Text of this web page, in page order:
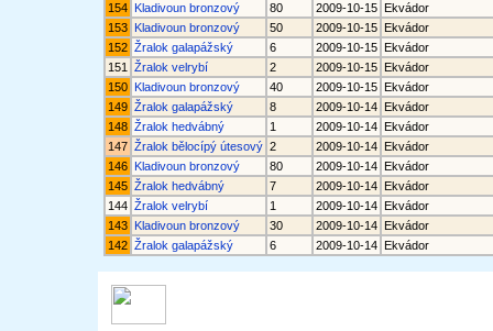
154 Kladivoun bronzový 80 2009-10-15 Ekvádor
153 Kladivoun bronzový 50 2009-10-15 Ekvádor
152 Žralok galapážský 6 2009-10-15 Ekvádor
151
Žralok velrybí 2 2009-10-15 Ekvádor
150 Kladivoun bronzový 40 2009-10-15 Ekvádor
149 Žralok galapážský 8 2009-10-14 Ekvádor
148 Žralok hedvábný 1 2009-10-14 Ekvádor
147 Žralok bělocípý útesový 2 2009-10-14 Ekvádor
146 Kladivoun bronzový 80 2009-10-14 Ekvádor
145 Žralok hedvábný 7 2009-10-14 Ekvádor
144 Žralok velrybí 1 2009-10-14 Ekvádor
143 Kladivoun bronzový 30 2009-10-14 Ekvádor
142 Žralok galapážský 6 2009-10-14 Ekvádor